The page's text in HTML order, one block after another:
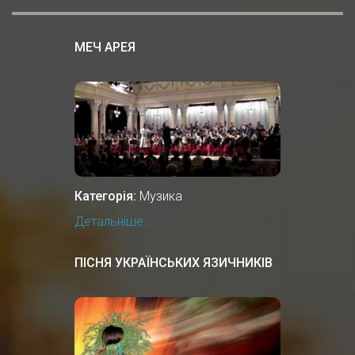
МЕЧ АРЕЯ
Категорія: Музика
Детальніше...
ПІСНЯ УКРАЇНСЬКИХ ЯЗИЧНИКІВ